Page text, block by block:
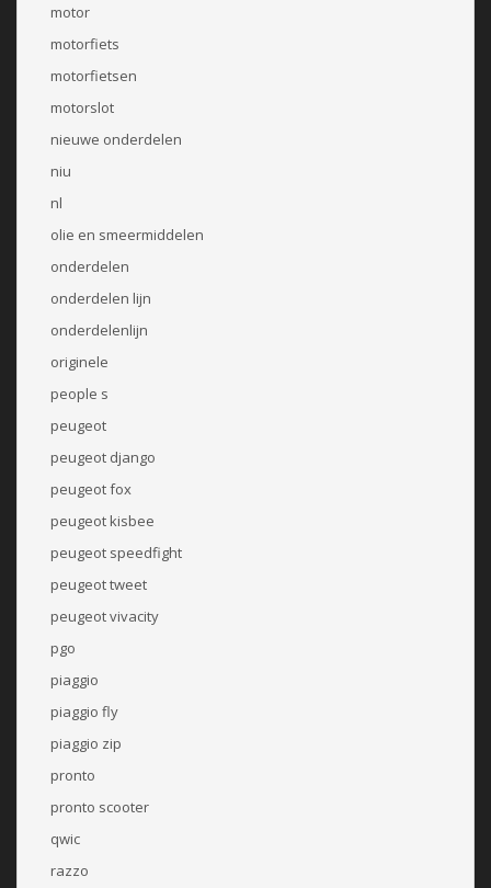
motor
motorfiets
motorfietsen
motorslot
nieuwe onderdelen
niu
nl
olie en smeermiddelen
onderdelen
onderdelen lijn
onderdelenlijn
originele
people s
peugeot
peugeot django
peugeot fox
peugeot kisbee
peugeot speedfight
peugeot tweet
peugeot vivacity
pgo
piaggio
piaggio fly
piaggio zip
pronto
pronto scooter
qwic
razzo